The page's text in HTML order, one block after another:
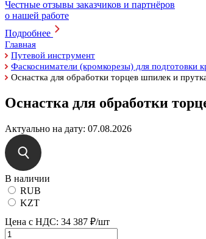
Честные отзывы заказчиков и партнёров
о нашей работе
Подробнее
Главная
Путевой инструмент
Фаскосниматели (кромкорезы) для подготовки
Оснастка для обработки торцев шпилек и
Оснастка для обработки
Актуально на дату: 07.08.2026
В наличии
RUB
KZT
Цена с НДС: 34 387 ₽/шт